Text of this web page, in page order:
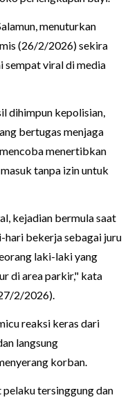
menuturkan
(26/2/2026) sekira
sempat viral di media
dihimpun kepolisian,
bertugas menjaga
menertibkan
tanpa izin untuk
kejadian bermula saat
hari bekerja sebagai juru
laki-laki yang
di area parkir," kata
2/2026).
reaksi keras dari
langsung
korban.
tersinggung dan